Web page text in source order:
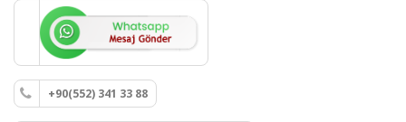
+90(552) 341 33 88